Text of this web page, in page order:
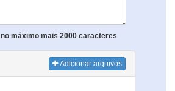
no máximo mais 2000 caracteres
Adicionar arquivos